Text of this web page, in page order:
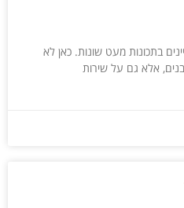
בתכונות מעט שונות. כאן לא
אלא גם על שירות